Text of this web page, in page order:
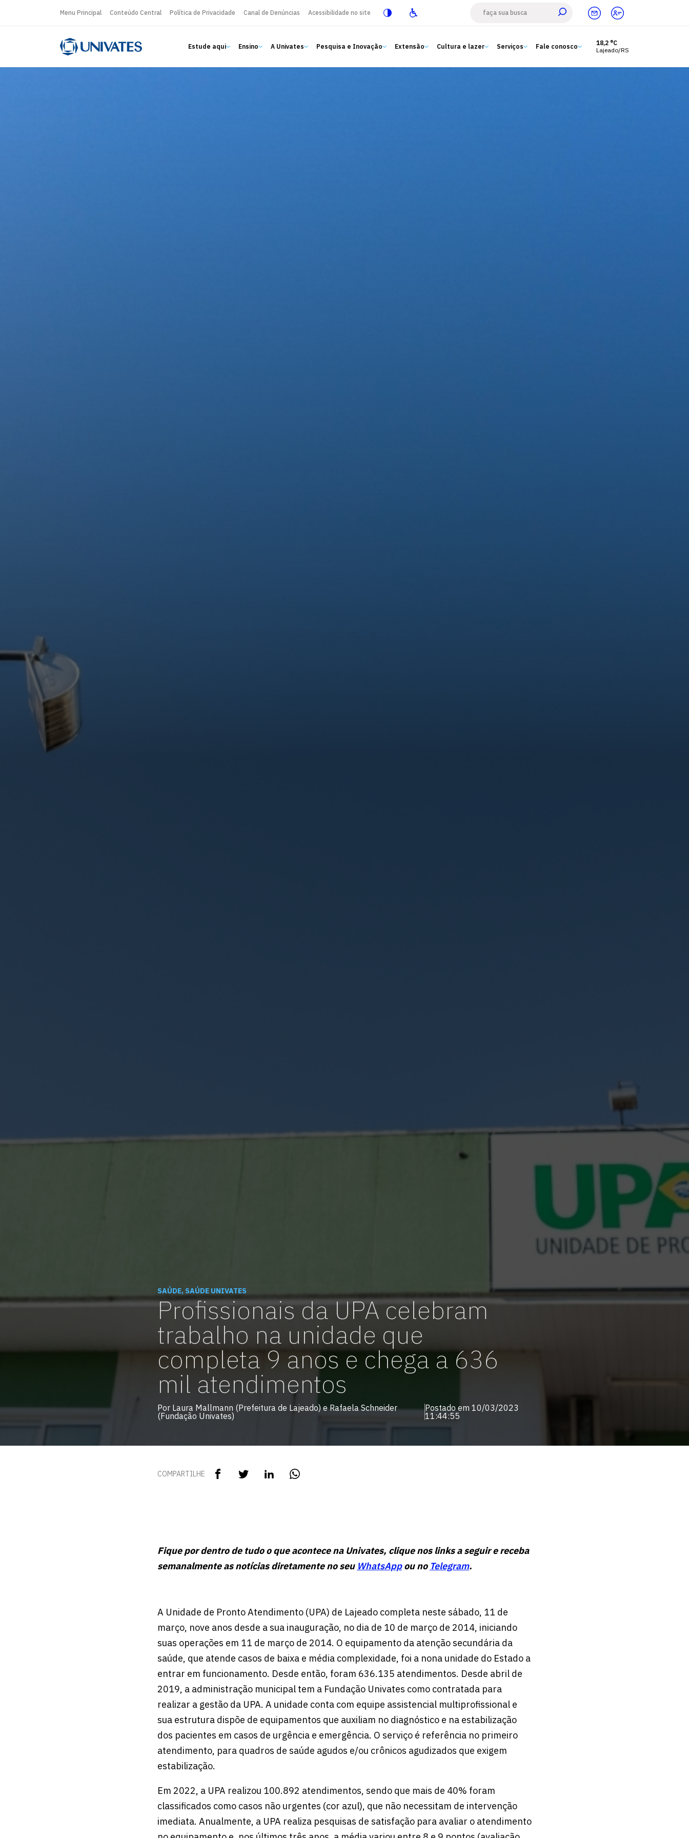
Menu Principal Conteúdo Central Política de Privacidade Canal de Denúncias Acessibilidade no site
Estude aqui Ensino A Univates Pesquisa e Inovação Extensão Cultura e lazer Serviços Fale conosco
18,2 °C
Lajeado/RS
Estude aqui
SAÚDE, SAÚDE UNIVATES
Profissionais da UPA celebram
trabalho na unidade que
completa 9 anos e chega a 636
mil atendimentos
Por Laura Mallmann (Prefeitura de Lajeado) e Rafaela Schneider
(Fundação Univates)
Postado em 10/03/2023
11:44:55
COMPARTILHE
Fique por dentro de tudo o que acontece na Univates, clique nos links a seguir e receba
semanalmente as notícias diretamente no seu WhatsAppou no Telegram.
A Unidade de Pronto Atendimento (UPA) de Lajeado completa neste sábado, 11 de
março, nove anos desde a sua inauguração, no dia de 10 de março de 2014, iniciando
suas operações em 11 de março de 2014. O equipamento da atenção secundária da
saúde, que atende casos de baixa e média complexidade, foi a nona unidade do Estado a
entrar em funcionamento. Desde então, foram 636.135 atendimentos. Desde abril de
2019, a administração municipal tem a Fundação Univates como contratada para
realizar a gestão da UPA. A unidade conta com equipe assistencial multiprofissional e
sua estrutura dispõe de equipamentos que auxiliam no diagnóstico e na estabilização
dos pacientes em casos de urgência e emergência. O serviço é referência no primeiro
atendimento, para quadros de saúde agudos e/ou crônicos agudizados que exigem
estabilização.
Em 2022, a UPA realizou 100.892 atendimentos, sendo que mais de 40% foram
classificados como casos não urgentes (cor azul), que não necessitam de intervenção
imediata. Anualmente, a UPA realiza pesquisas de satisfação para avaliar o atendimento